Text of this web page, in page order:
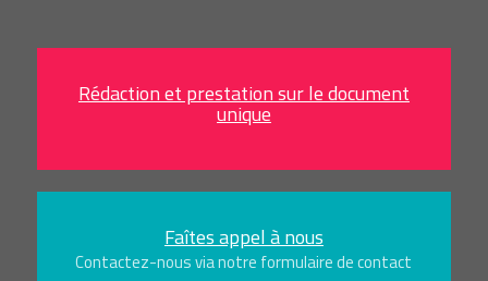
Rédaction et prestation sur le document
unique
Faîtes appel à nous
Contactez-nous via notre formulaire de contact